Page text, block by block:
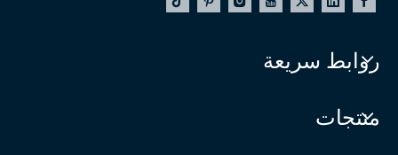
روابط سريعة
منتجات